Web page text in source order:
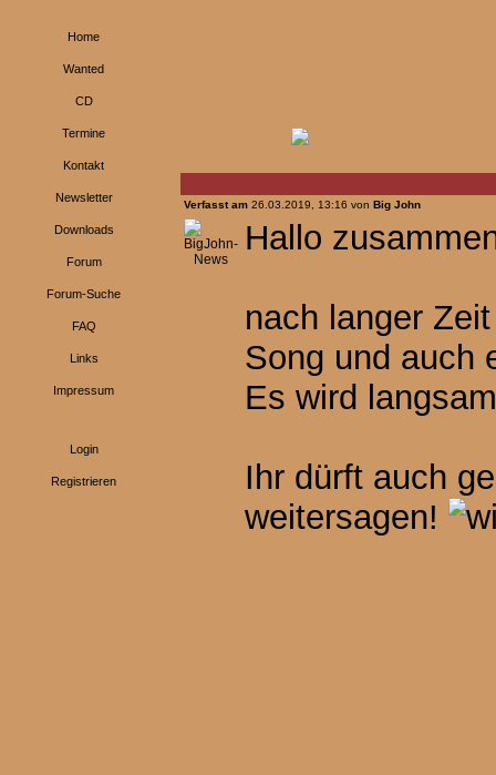
Home
Wanted
CD
Termine
Kontakt
Newsletter
Downloads
Forum
Forum-Suche
FAQ
Links
Impressum
Login
Registrieren
Verfasst am 26.03.2019, 13:16 von Big John
Hallo
nach langer
Song und auch
Es wird
Ihr dürft auch
weitersagen!